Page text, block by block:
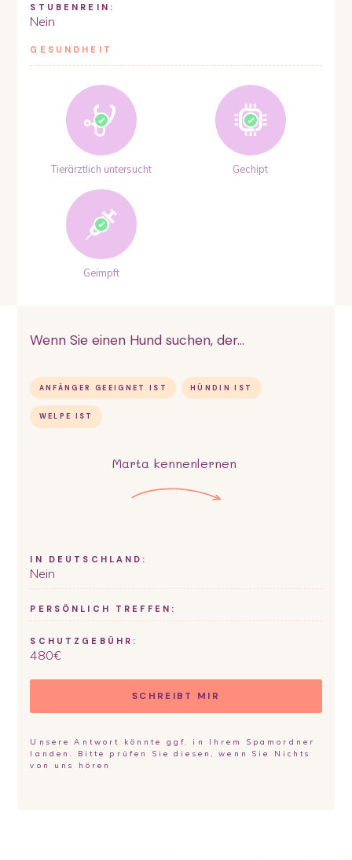
STUBENREIN:
Nein
GESUNDHEIT
Tierärztlich untersucht Gechipt
Geimpft
Wenn Sie einen Hund suchen, der...
ANFÄNGER GEEIGNET IST HÜNDIN IST
WELPE IST
Marta kennenlernen
IN DEUTSCHLAND:
Nein
PERSÖNLICH TREFFEN:
SCHUTZGEBÜHR:
480€
SCHREIBT MIR
Unsere Antwort könnte ggf. in Ihrem Spamordner
landen. Bitte prüfen Sie diesen, wenn Sie Nichts
von uns hören